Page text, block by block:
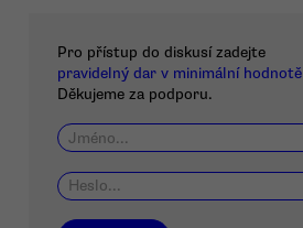
Pro přístup do diskusí zadejte
pravidelný dar v minimální
Děkujeme za podporu.